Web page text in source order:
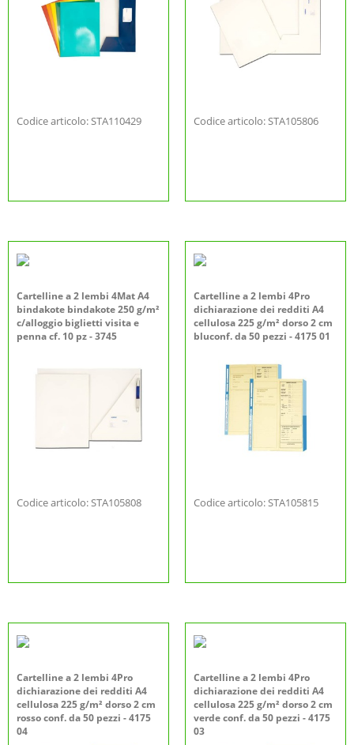
Codice articolo: STA110429 Codice articolo: STA105806
Cartelline a 2 lembi 4Mat A4
bindakote bindakote 250 g/m²
c/alloggio biglietti visita e
penna cf. 10 pz - 3745
Codice articolo: STA105808
Cartelline a 2 lembi 4Pro
dichiarazione dei redditi A4
cellulosa 225 g/m² dorso 2 cm
bluconf. da 50 pezzi - 4175 01
Codice articolo: STA105815
Cartelline a 2 lembi 4Pro
dichiarazione dei redditi A4
cellulosa 225 g/m² dorso 2 cm
rosso conf. da 50 pezzi - 4175
04
Cartelline a 2 lembi 4Pro
dichiarazione dei redditi A4
cellulosa 225 g/m² dorso 2 cm
verde conf. da 50 pezzi - 4175
03